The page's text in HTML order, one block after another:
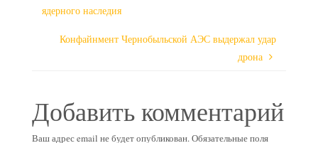
ядерного наследия
Конфайнмент Чернобыльской АЭС выдержал удар
дрона
Добавить комментарий
Ваш адрес email не будет опубликован.Обязательные поля